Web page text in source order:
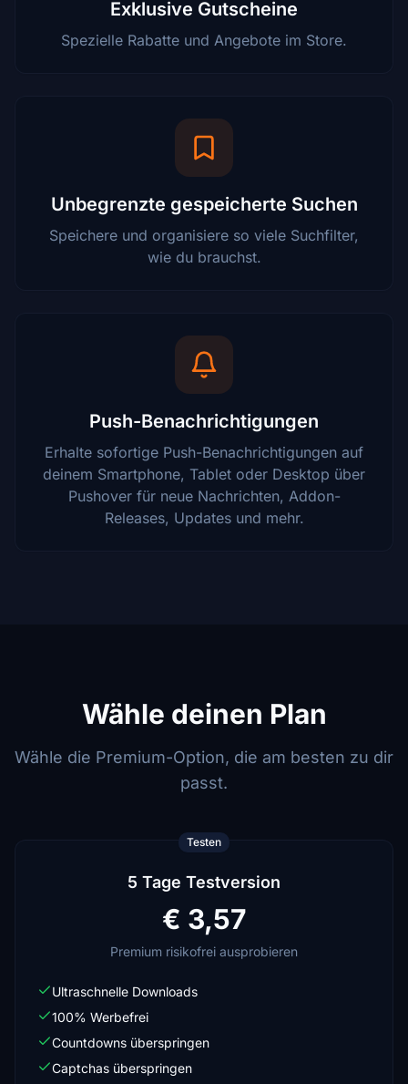
Exklusive Gutscheine
Spezielle Rabatte und Angebote im Store.
Unbegrenzte gespeicherte Suchen
Speichere und organisiere so viele Suchfilter,
wie du brauchst.
Push-Benachrichtigungen
Erhalte sofortige Push-Benachrichtigungen auf
deinem Smartphone, Tablet oder Desktop über
Pushover für neue Nachrichten, Addon-
Releases, Updates und mehr.
Wähle deinen Plan
Wähle die Premium-Option, die am besten zu dir
passt.
Testen
5 Tage Testversion
€ 3,57
Premium risikofrei ausprobieren
Ultraschnelle Downloads
100% Werbefrei
Countdowns überspringen
Captchas überspringen